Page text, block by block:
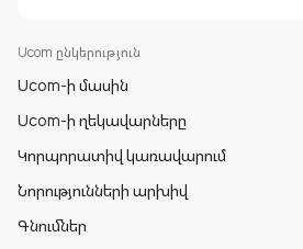
Ucom ընկերություն
Ucom-ի մասին
Ucom-ի ղեկավարները
Կորպորատիվ կառավարում
Նորությունների արխիվ
Գնումներ